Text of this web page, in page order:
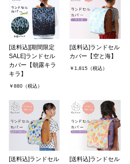
[送料込][期間限定
SALE]ランドセル
カバー【朝露キラ
キラ】
￥880（税込）
[送料込]ランドセル
カバー【空と海】
￥1,815（税込）
[送料込]ランドセル
[送料込]ランドセル